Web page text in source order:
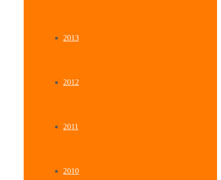
2013
2012
2011
2010